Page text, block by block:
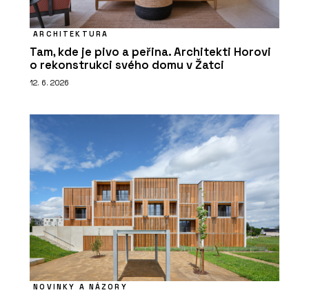
ARCHITEKTURA
Tam, kde je pivo a peřina. Architekti Horovi
o rekonstrukci svého domu v Žatci
12. 6. 2026
NOVINKY A NÁZORY